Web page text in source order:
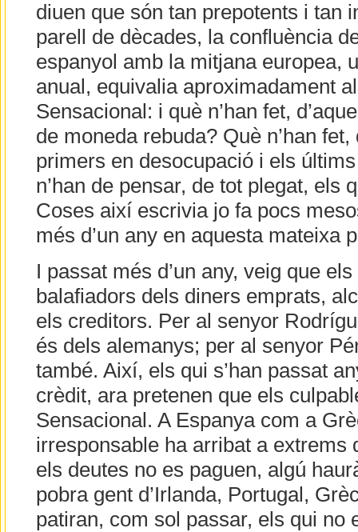
diuen que són tan prepotents i tan
parell de dècades, la confluència
espanyol amb la mitjana europea,
anual, equivalia aproximadament
Sensacional: i què n’han fet,
de moneda rebuda? Què n’han
primers en desocupació i els
n’han de pensar, de tot plegat, els
Coses així escrivia jo fa pocs
més d’un any en aquesta mateixa
I passat més d’un any, veig que
balafiadors dels diners emprats,
els creditors. Per al senyor
és dels alemanys; per al senyor
també. Així, els qui s’han passat
crèdit, ara pretenen que els
Sensacional. A Espanya com a
irresponsable ha arribat a extrems
els deutes no es paguen, algú
pobra gent d’Irlanda, Portugal,
patiran, com sol passar, els qui no